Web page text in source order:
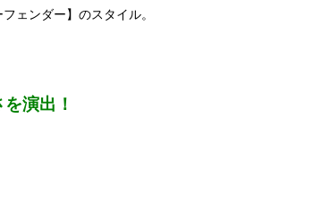
ェンダー】のスタイル。
演出！